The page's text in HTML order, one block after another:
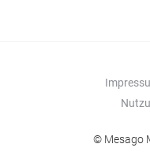
© Mesago